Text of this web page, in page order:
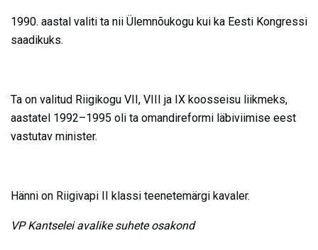
1990. aastal valiti ta nii Ülemnõukogu kui ka Eesti Kongressi
saadikuks.
Ta on valitud Riigikogu VII, VIII ja IX koosseisu liikmeks,
aastatel 1992–1995 oli ta omandireformi läbiviimise eest
vastutav minister.
Hänni on Riigivapi II klassi teenetemärgi kavaler.
VP Kantselei avalike suhete osakond